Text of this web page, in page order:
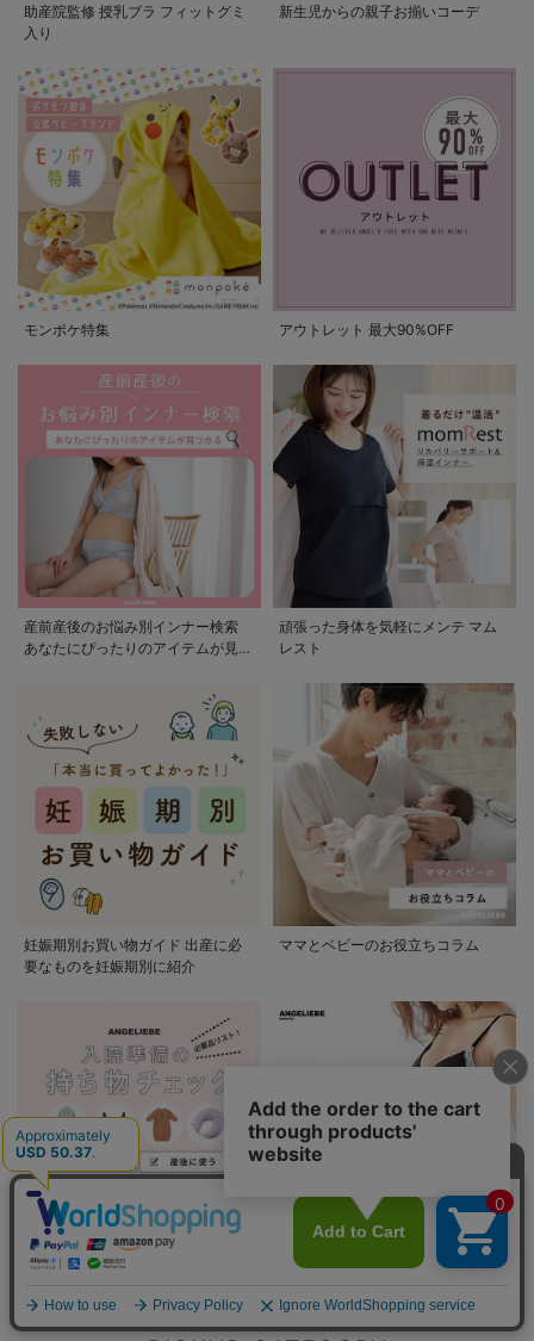
助産院監修 授乳ブラ フィットグミ
入り
新生児からの親子お揃いコーデ
モンポケ特集 アウトレット 最大90%OFF
産前産後のお悩み別インナー検索
あなたにぴったりのアイテムが見つ
頑張った身体を気軽にメンテ マム
レスト
妊娠期別お買い物ガイド 出産に必
要なものを妊娠期別に紹介
ママとベビーのお役立ちコラム
入院準備の持ち物チェック
妊娠中&産後 インナーの選び方ガイ